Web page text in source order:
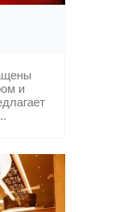
и